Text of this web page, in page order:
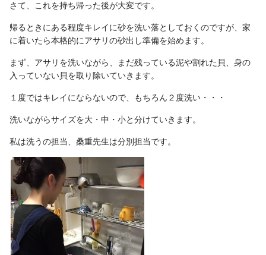
さて、これを持ち帰った後が大変です。
帰るときにある程度キレイに砂を洗い落としておくのですが、家
に着いたら本格的にアサリの砂出し準備を始めます。
まず、アサリを洗いながら、まだ残っている泥や割れた貝、身の
入っていない貝を取り除いていきます。
１度ではキレイにならないので、もちろん２度洗い・・・
洗いながらサイズを大・中・小と分けていきます。
私は洗うの担当、桑重先生は分別担当です。